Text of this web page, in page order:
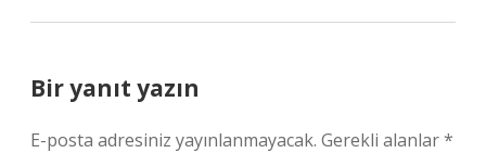
Bir yanıt yazın
E-posta adresiniz yayınlanmayacak. Gerekli alanlar*